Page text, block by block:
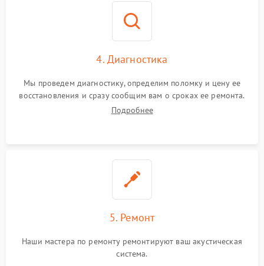
4. Диагностика
Мы проведем диагностику, определим поломку и цену ее
восстановления и сразу сообщим вам о сроках ее ремонта.
Подробнее
5. Ремонт
Наши мастера по ремонту ремонтируют ваш акустическая
система.